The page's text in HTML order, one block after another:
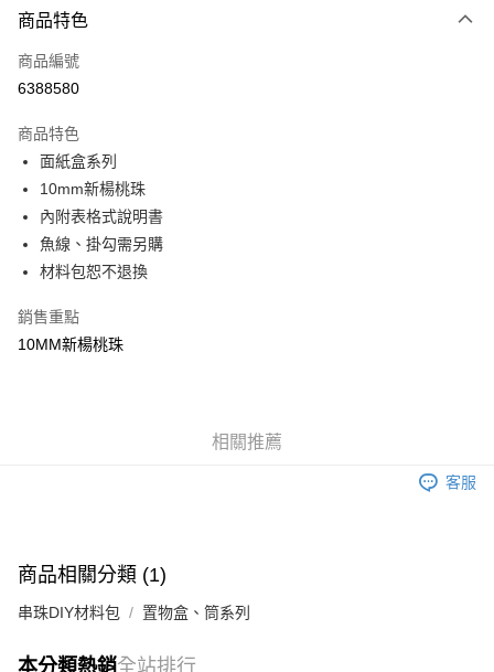
信用卡一次付款
超商取貨付款
街口支付
悠遊付
運送方式
每筆NT$60，滿NT$1,500(含以上)免運費
付款後全家取貨
宅配 新竹物流
商品特色
商品編號
6388580
商品特色
面紙盒系列
10mm新楊桃珠
內附表格式說明書
魚線、掛勾需另購
材料包恕不退換
銷售重點
10MM新楊桃珠
相關推薦
客服
商品相關分類 (1)
串珠DIY材料包 置物盒、筒系列
本分類熱銷全站排行